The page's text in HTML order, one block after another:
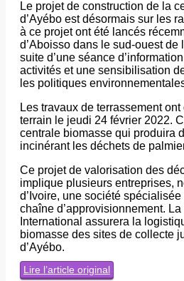
Le projet de construction de la
d’Ayébo est désormais sur les
à ce projet ont été lancés
d’Aboisso dans le sud-ouest de
suite d’une séance
activités et une sensibilisation
les politiques
Les travaux de terrassement
terrain le jeudi 24 février 2022.
centrale biomasse qui produira
incinérant les déchets de
Ce projet de valorisation des
implique plusieurs entreprises,
d’Ivoire, une société
chaîne d’approvisionnement.
International assurera la
biomasse des sites de collecte
d’Ayébo.
Lire l’article original